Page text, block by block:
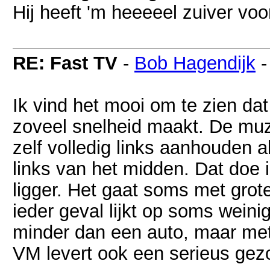
Hij heeft 'm heeeeel zuiver
RE: Fast TV - Bob Hagendijk
Ik vind het mooi om te zien
zoveel snelheid maakt. De
zelf volledig links aanhouden
links van het midden. Dat
ligger. Het gaat soms met
ieder geval lijkt op soms
minder dan een auto, maar
VM levert ook een serieus